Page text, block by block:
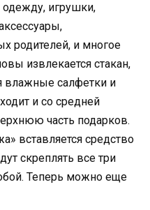
одежду, игрушки,
родителей, и многое
извлекается стакан,
влажные салфетки и
и со средней
часть подарков.
вставляется средство
скреплять все три
Теперь можно еще